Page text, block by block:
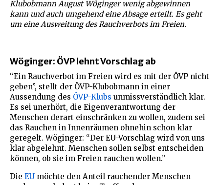
Klubobmann August Wöginger wenig abgewinnen
kann und auch umgehend eine Absage erteilt. Es geht
um eine Ausweitung des Rauchverbots im Freien.
Wöginger: ÖVP lehnt Vorschlag ab
“Ein Rauchverbot im Freien wird es mit der ÖVP nicht
geben”, stellt der ÖVP-Klubobmann in einer
Aussendung des ÖVP-Klubs unmissverständlich klar.
Es sei unerhört, die Eigenverantwortung der
Menschen derart einschränken zu wollen, zudem sei
das Rauchen in Innenräumen ohnehin schon klar
geregelt. Wöginger: “Der EU-Vorschlag wird von uns
klar abgelehnt. Menschen sollen selbst entscheiden
können, ob sie im Freien rauchen wollen.”
Die EU möchte den Anteil rauchender Menschen